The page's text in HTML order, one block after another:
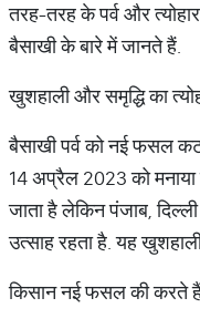
तरह-तरह के पर्व और
बैसाखी के बारे में जानते हैं.
खुशहाली और समृद्धि का
बैसाखी पर्व को नई फसल
14 अप्रैल 2023 को मनाया
जाता है लेकिन पंजाब,
उत्साह रहता है. यह
किसान नई फसल की करते